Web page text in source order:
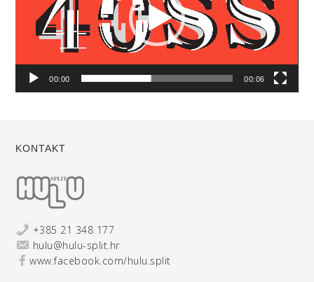
00:00 00:06
KONTAKT
+385 21 348 177
hulu@hulu-split.hr
www.facebook.com/hulu.split